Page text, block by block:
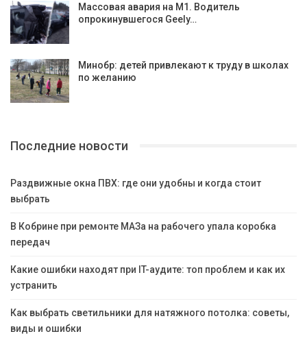
Массовая авария на М1. Водитель
опрокинувшегося Geely…
Минобр: детей привлекают к труду в школах
по желанию
Последние новости
Раздвижные окна ПВХ: где они удобны и когда стоит
выбрать
В Кобрине при ремонте МАЗа на рабочего упала коробка
передач
Какие ошибки находят при IT-аудите: топ проблем и как их
устранить
Как выбрать светильники для натяжного потолка: советы,
виды и ошибки